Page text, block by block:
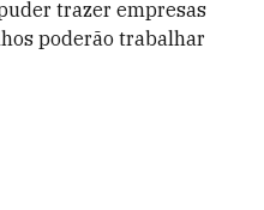
trazer empresas
poderão trabalhar